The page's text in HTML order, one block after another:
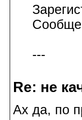
---
Re: не
Ах да, по